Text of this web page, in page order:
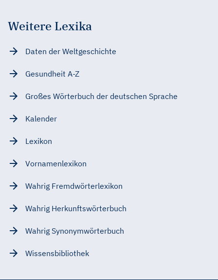
Weitere Lexika
Daten der Weltgeschichte
Gesundheit A-Z
Großes Wörterbuch der deutschen Sprache
Kalender
Lexikon
Vornamenlexikon
Wahrig Fremdwörterlexikon
Wahrig Herkunftswörterbuch
Wahrig Synonymwörterbuch
Wissensbibliothek